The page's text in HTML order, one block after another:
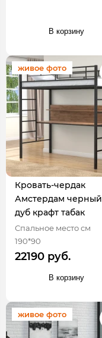
В корзину
живое фото
Кровать-чердак
Амстердам черный
дуб крафт табак
Спальное место см
190*90
22190 руб.
В корзину
живое фото